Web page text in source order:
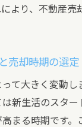
より、不動産売
売却時期の選定
て大きく変動し
新生活のスター
まる時期です。